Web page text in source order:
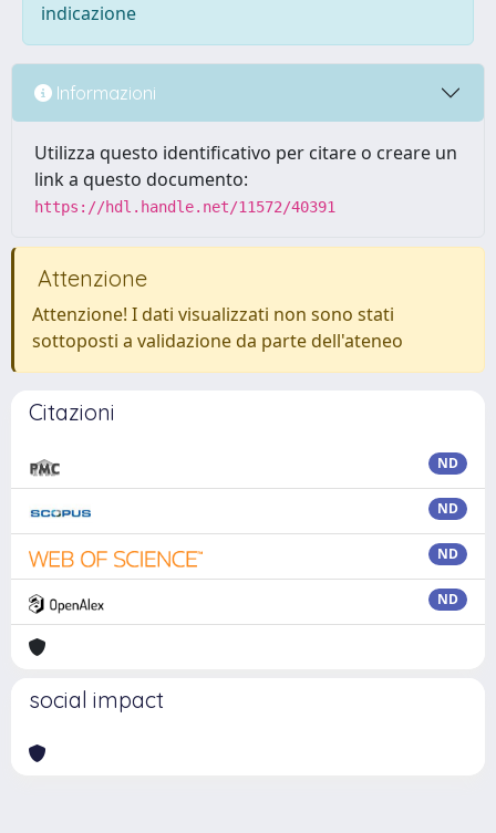
indicazione
Informazioni
Utilizza questo identificativo per citare o creare un
link a questo documento:
https://hdl.handle.net/11572/40391
Attenzione
Attenzione! I dati visualizzati non sono stati
sottoposti a validazione da parte dell'ateneo
Citazioni
ND
ND
ND
ND
social impact